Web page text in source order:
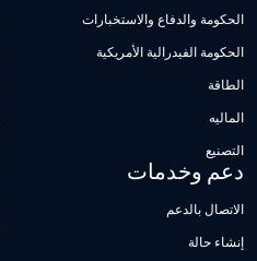
الحكومة والدفاع والاستخبارات
الحكومة الفيدرالية الأمريكية
الطاقة
الماليه
التصنيع
دعم وخدمات
الاتصال بالدعم
إنشاء حالة